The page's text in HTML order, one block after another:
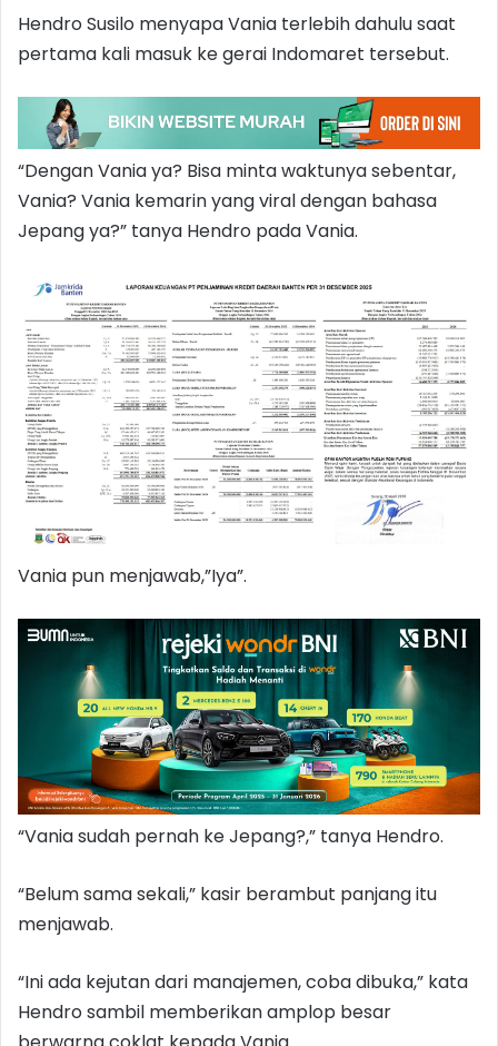
Hendro Susilo menyapa Vania terlebih dahulu saat
pertama kali masuk ke gerai Indomaret tersebut.
“Dengan Vania ya? Bisa minta waktunya sebentar,
Vania? Vania kemarin yang viral dengan bahasa
Jepang ya?” tanya Hendro pada Vania.
Vania pun menjawab,”Iya”.
“Vania sudah pernah ke Jepang?,” tanya Hendro.
“Belum sama sekali,” kasir berambut panjang itu
menjawab.
“Ini ada kejutan dari manajemen, coba dibuka,” kata
Hendro sambil memberikan amplop besar